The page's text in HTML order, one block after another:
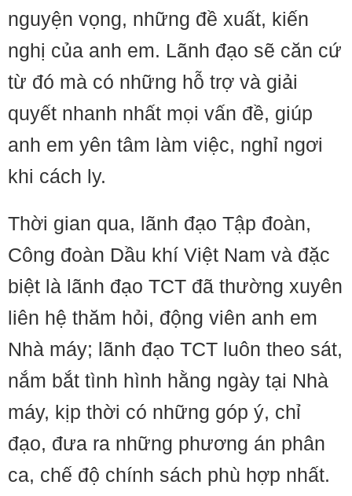
nguyện vọng, những đề xuất, kiến
nghị của anh em. Lãnh đạo sẽ căn cứ
từ đó mà có những hỗ trợ và giải
quyết nhanh nhất mọi vấn đề, giúp
anh em yên tâm làm việc, nghỉ ngơi
khi cách ly.
Thời gian qua, lãnh đạo Tập đoàn,
Công đoàn Dầu khí Việt Nam và đặc
biệt là lãnh đạo TCT đã thường xuyên
liên hệ thăm hỏi, động viên anh em
Nhà máy; lãnh đạo TCT luôn theo sát,
nắm bắt tình hình hằng ngày tại Nhà
máy, kịp thời có những góp ý, chỉ
đạo, đưa ra những phương án phân
ca, chế độ chính sách phù hợp nhất.